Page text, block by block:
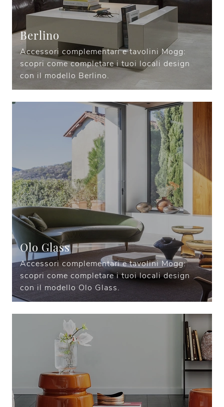
Berlino
Accessori complementari e tavolini Mogg:
scopri come completare i tuoi locali design
con il modello Berlino.
Olo Glass
Accessori complementari e tavolini Mogg:
scopri come completare i tuoi locali design
con il modello Olo Glass.